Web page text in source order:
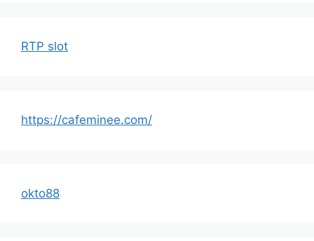
RTP slot
https://cafeminee.com/
okto88